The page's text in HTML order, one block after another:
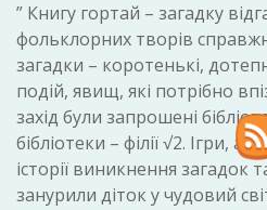
” Книгу гортай – загадку
фольклорних творів
загадки – коротенькі,
подій, явищ, які потрібно
захід були запрошені
бібліотеки – філії √2. Ігри,
історії виникнення загадок
занурили діток у чудовий